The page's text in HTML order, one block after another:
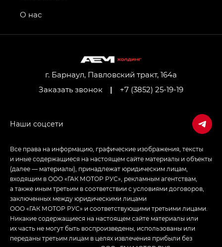
г. Барнаул, Павловский тракт, 164а
Заказать звонок
| +7 (3852) 25-19-19
О нас
Все права на информацию, графические изображения, тексты
и иные содержащиеся на настоящем сайте материалы и объекты
(далее — материалы), принадлежат юридическим лицам,
входящим в ООО «ГАК МОТОР РУС», рекламным агентствам,
а также иным третьим в соответствии с условиями договоров,
заключенных между юридическими лицами
ООО «ГАК МОТОР РУС» и соответствующими третьими лицами.
Никакие содержащиеся на настоящем сайте материалы или
их часть не могут быть воспроизведены, использованы или
переданы третьим лицам в целях извлечения прибыли без